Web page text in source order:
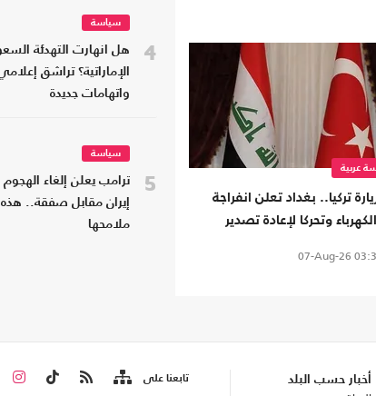
عربية
تركيا.. بغداد تعلن انفراجة
وتحركا لإعادة تصدير
07-Aug-26
4
سياسة
هل انهارت التهدئة
الإماراتية؟ تراشق
واتهامات جديدة
5
سياسة
ترامب يعلن إلغاء
إيران مقابل صفقة.. هذه
ملامحها
أخبار حسب البلد تابعنا على